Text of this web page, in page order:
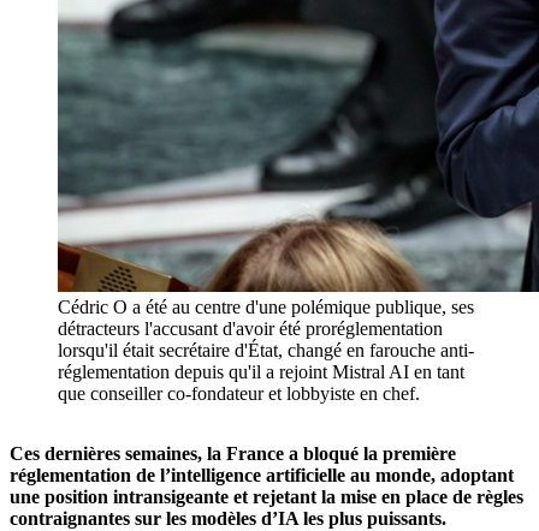
Cédric O a été au centre d'une polémique publique, ses
détracteurs l'accusant d'avoir été proréglementation
lorsqu'il était secrétaire d'État, changé en farouche anti-
réglementation depuis qu'il a rejoint Mistral AI en tant
que conseiller co-fondateur et lobbyiste en chef.
Ces dernières semaines, la France a bloqué la première
réglementation de l’intelligence artificielle au monde, adoptant
une position intransigeante et rejetant la mise en place de règles
contraignantes sur les modèles d’IA les plus puissants.